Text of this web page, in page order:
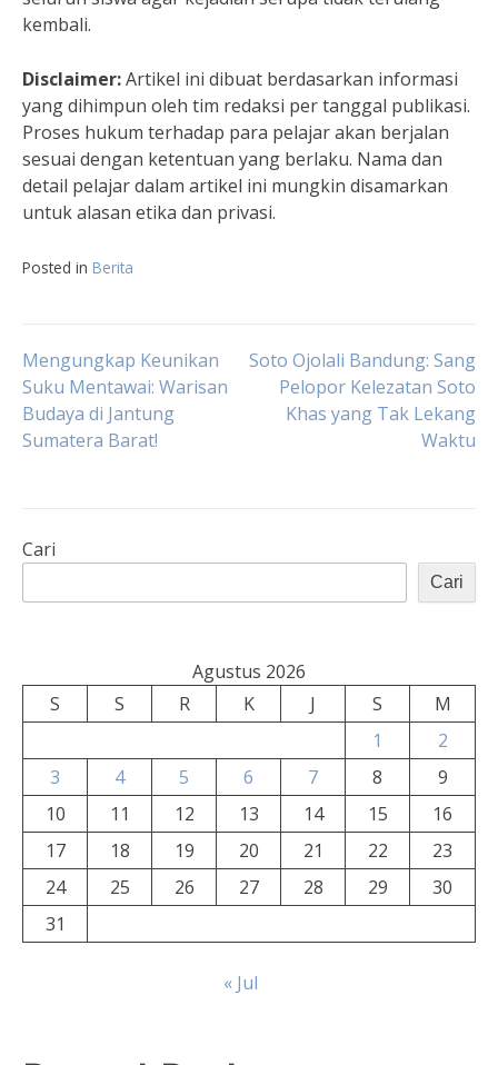
kembali.
Disclaimer:Artikel ini dibuat berdasarkan informasi
yang dihimpun oleh tim redaksi per tanggal publikasi.
Proses hukum terhadap para pelajar akan berjalan
sesuai dengan ketentuan yang berlaku. Nama dan
detail pelajar dalam artikel ini mungkin disamarkan
untuk alasan etika dan privasi.
Posted in Berita
Navigasi
pos
Mengungkap Keunikan
Suku Mentawai: Warisan
Budaya di Jantung
Sumatera Barat!
Soto Ojolali Bandung: Sang
Pelopor Kelezatan Soto
Khas yang Tak Lekang
Waktu
Cari
Cari
Agustus 2026
S
S R K J S
M
1
2
3
4 5 6 7 8
9
10
11 12 13 14 15
16
17
18 19 20 21 22
23
24
25 26 27 28 29
30
31
« Jul